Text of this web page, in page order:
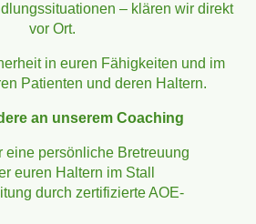
– klären wir direkt
vor Ort.
in euren Fähigkeiten und im
Patienten und deren Haltern.
an unserem Coaching
eine persönliche Bretreuung
euren Haltern im Stall
durch zertifizierte AOE-